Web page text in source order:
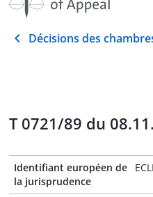
Décisions des
T 0721/89 du
Identifiant européen de
la jurisprudence